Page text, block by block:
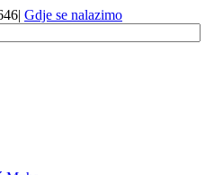
Gdje se nalazimo